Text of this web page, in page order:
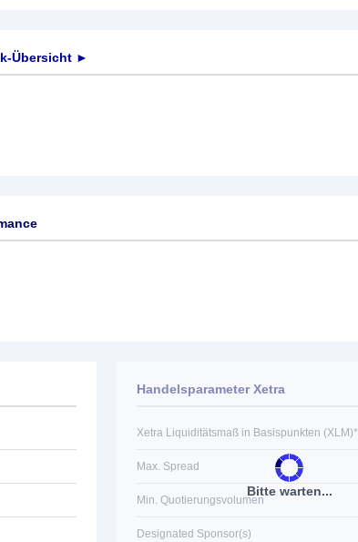
Übersicht ►
Bitte warten...
Handelsparameter Xetra
Xetra Liquiditätsmaß in Basispunkten (XLM)*
Max. Spread
Min. Quotierungsvolumen
Designated Sponsor(s)